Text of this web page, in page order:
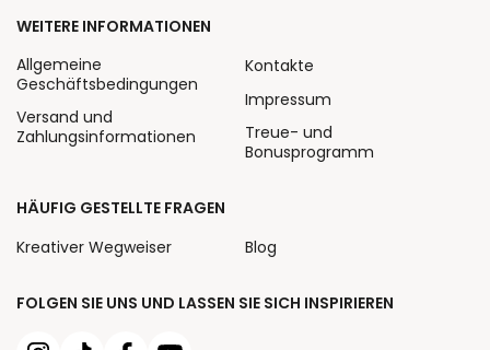
FOLGEN SIE UNS UND LASSEN SIE SICH INSPIRIEREN
WEITERE INFORMATIONEN
Allgemeine
Geschäftsbedingungen
Versand und
Zahlungsinformationen
Kontakte
Impressum
Treue- und
Bonusprogramm
HÄUFIG GESTELLTE FRAGEN
Kreativer Wegweiser
Blog